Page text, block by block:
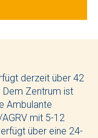
derzeit über 42
Zentrum ist
Ambulante
mit 5-12
über eine 24-